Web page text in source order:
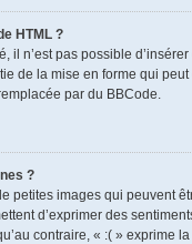
HTML ?
il n’est pas possible
de la mise en forme qui
par du BBCode.
?
petites images qui peuvent
d’exprimer des
contraire, « :( » exprime